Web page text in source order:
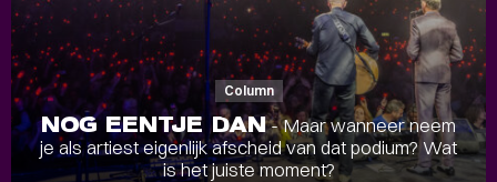
Column
NOG EENTJE DAN- Maar wanneer neem
je als artiest eigenlijk afscheid van dat podium? Wat
is het juiste moment?